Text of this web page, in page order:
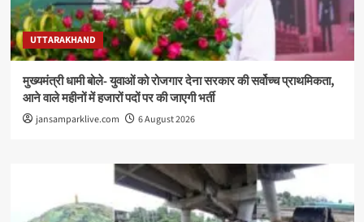
UTTARAKHAND
मुख्यमंत्री धामी बोले- युवाओं को रोजगार देना सरकार की सर्वोच्च प्राथमिकता,
आने वाले महीनों में हजारों पदों पर की जाएगी भर्ती
jansamparklive.com 6 August 2026